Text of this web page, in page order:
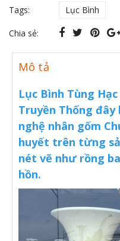
Tags: Lục Bình
Chia sẻ:
Mô tả
Lục Bình Tùng
Truyền Thống
nghệ nhân gốm
huyết trên từng
nét vẽ như rồng
hồn.